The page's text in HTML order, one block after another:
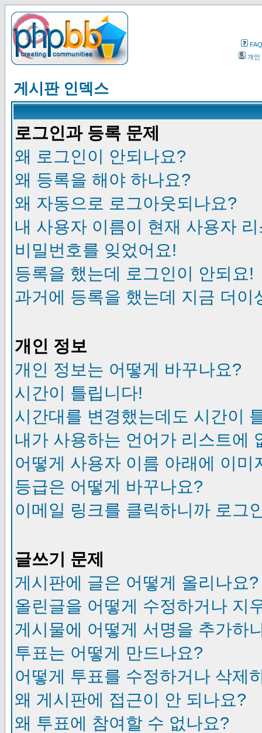
FAQ
개인
게시판 인덱스
로그인과 등록 문제
왜 로그인이 안되나요?
왜 등록을 해야 하나요?
왜 자동으로 로그아웃되나요?
내 사용자 이름이 현재 사용자
비밀번호를 잊었어요!
등록을 했는데 로그인이 안되요!
과거에 등록을 했는데 지금 더이
개인 정보
개인 정보는 어떻게 바꾸나요?
시간이 틀립니다!
시간대를 변경했는데도 시간이
내가 사용하는 언어가 리스트에
어떻게 사용자 이름 아래에 이미
등급은 어떻게 바꾸나요?
이메일 링크를 클릭하니까 로그
글쓰기 문제
게시판에 글은 어떻게 올리나요?
올린글을 어떻게 수정하거나 지
게시물에 어떻게 서명을 추가하
투표는 어떻게 만드나요?
어떻게 투표를 수정하거나 삭제
왜 게시판에 접근이 안 되나요?
왜 투표에 참여할 수 없나요?